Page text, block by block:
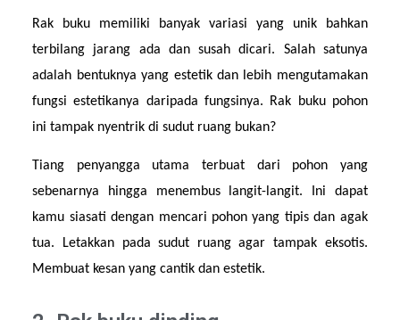
Rak buku memiliki banyak variasi yang unik bahkan
terbilang jarang ada dan susah dicari. Salah satunya
adalah bentuknya yang estetik dan lebih mengutamakan
fungsi estetikanya daripada fungsinya. Rak buku pohon
ini tampak nyentrik di sudut ruang bukan?
Tiang penyangga utama terbuat dari pohon yang
sebenarnya hingga menembus langit-langit. Ini dapat
kamu siasati dengan mencari pohon yang tipis dan agak
tua. Letakkan pada sudut ruang agar tampak eksotis.
Membuat kesan yang cantik dan estetik.